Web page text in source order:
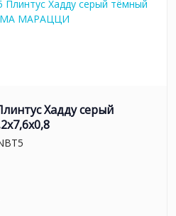
Хадду серый